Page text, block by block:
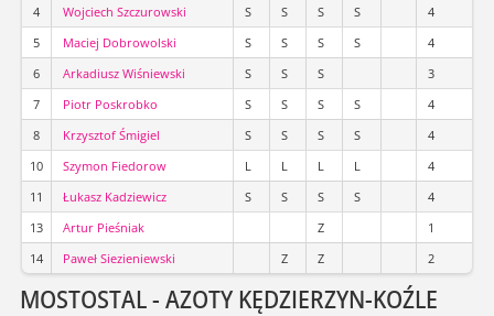
4
Wojciech Szczurowski S S S S
4
5
Maciej Dobrowolski S S S S
4
6
Arkadiusz Wiśniewski S S S
3
7
Piotr Poskrobko S S S S
4
8
Krzysztof Śmigiel S S S S
4
10
Szymon Fiedorow L L L L
4
11
Łukasz Kadziewicz S S S S
4
13
Artur Pieśniak Z
1
14
Paweł Siezieniewski Z Z 2
MOSTOSTAL - AZOTY KĘDZIERZYN-KOŹLE